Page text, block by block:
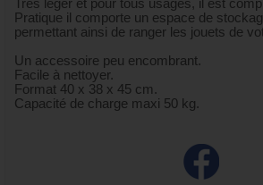
Très léger et pour tous usages, il est
Pratique il comporte un espace de
permettant ainsi de ranger les jouets de
Un accessoire peu encombrant.
Facile à nettoyer.
Format 40 x 38 x 45 cm.
Capacité de charge maxi 50 kg.